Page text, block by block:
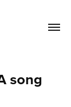
song